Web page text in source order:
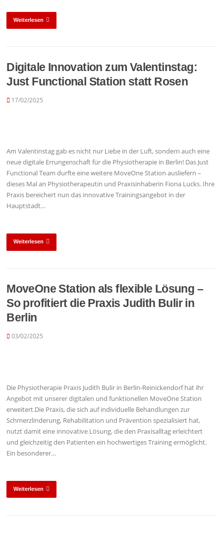
Weiterlesen
Digitale Innovation zum Valentinstag:
Just Functional Station statt Rosen
17/02/2025
Am Valentinstag gab es nicht nur Liebe in der Luft, sondern auch eine
neue digitale Errungenschaft für die Physiotherapie in Berlin! Das Just
Functional Team durfte eine weitere MoveOne Station ausliefern –
dieses Mal an Physiotherapeutin und Praxisinhaberin Fiona Lucks. Ihre
Praxis bereichert nun das innovative Trainingsangebot in der
Hauptstadt…
Weiterlesen
MoveOne Station als flexible Lösung –
So profitiert die Praxis Judith Bulir in
Berlin
03/02/2025
Die Physiotherapie Praxis Judith Bulir in Berlin-Reinickendorf hat ihr
Angebot mit unserer digitalen und funktionellen MoveOne Station
erweitert.Die Praxis, die sich auf individuelle Behandlungen zur
Schmerzlinderung, Rehabilitation und Prävention spezialisiert hat,
nutzt damit eine innovative Lösung, die den Praxisalltag erleichtert
und gleichzeitig den Patienten ein hochwertiges Training ermöglicht.
Ein besonderer…
Weiterlesen